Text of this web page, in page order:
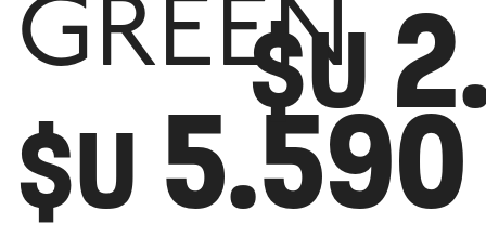
GREEN
$U 5.590
$U